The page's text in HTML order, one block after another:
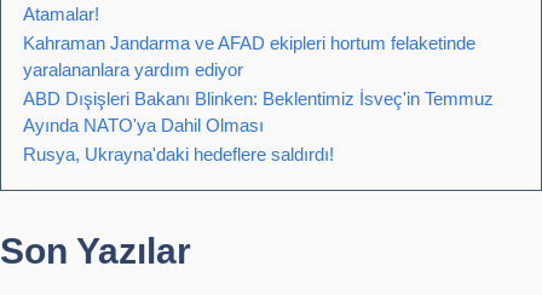
Atamalar!
Kahraman Jandarma ve AFAD ekipleri hortum felaketinde
yaralananlara yardım ediyor
ABD Dışişleri Bakanı Blinken: Beklentimiz İsveç'in Temmuz
Ayında NATO'ya Dahil Olması
Rusya, Ukrayna'daki hedeflere saldırdı!
Son Yazılar